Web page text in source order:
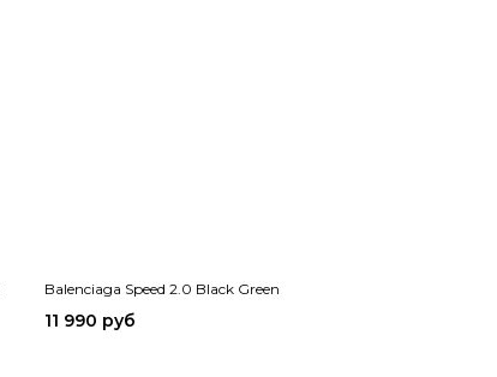
Balenciaga Speed 2.0 Black Green
11 990 руб